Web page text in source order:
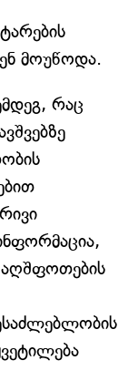
მოუწოდა.
რაც